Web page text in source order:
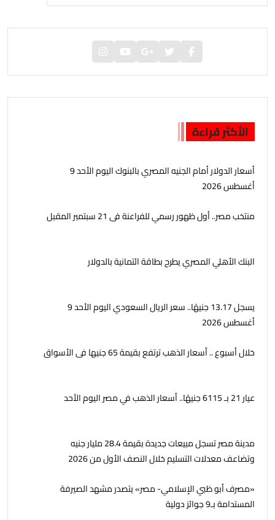
الأكثر قراءة
أسعار الدولار أمام الجنيه المصري بالبنوك اليوم الأحد 9
أغسطس 2026
منتخب مصر.. أول ظهور رسمي للفراعنة فى 21 سبتمبر المقبل
البنك الأهلي المصري يطرح بطاقة ائتمانية بالدولار
يسجل 13.17 جنيهًا.. سعر الريال السعودي اليوم الأحد 9
أغسطس 2026
خلال أسبوع .. أسعار الذهب ترتفع بقيمة 65 جنيها فى الأسواق
عيار 21 بـ 6115 جنيهًا.. أسعار الذهب في مصر اليوم الأحد
مدينة مصر تسجل مبيعات جديدة بقيمة 28.4 مليار جنيه
وتضاعف معدلات التسليم خلال النصف الأول من 2026
«مصرف أبو ظبي الإسلامي- مصر» يتصدر مشهد الصيرفة
المستدامة بـ9 جوائز دولية